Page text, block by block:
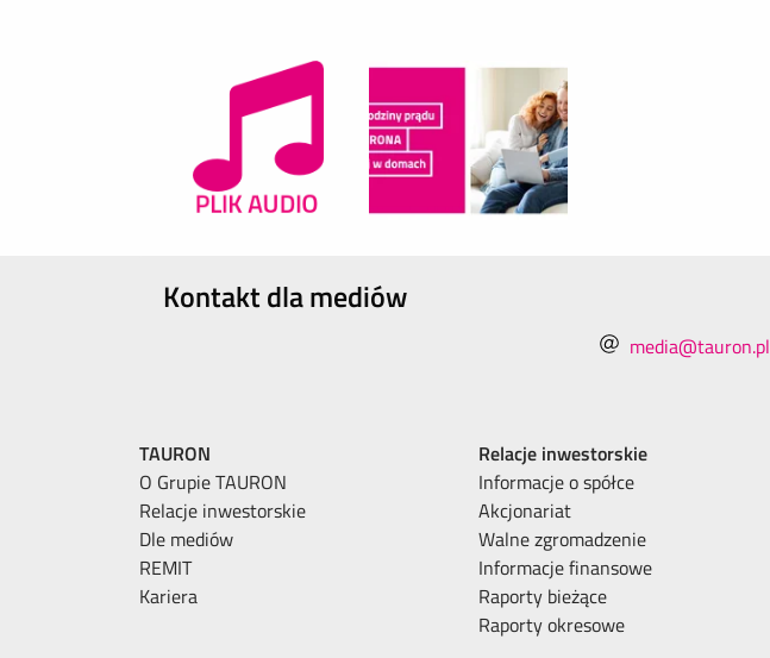
Kontakt dla mediów
media@tauron.pl
TAURON
O Grupie TAURON
Relacje inwestorskie
Dle mediów
REMIT
Kariera
Relacje inwestorskie
Informacje o spółce
Akcjonariat
Walne zgromadzenie
Informacje finansowe
Raporty bieżące
Raporty okresowe